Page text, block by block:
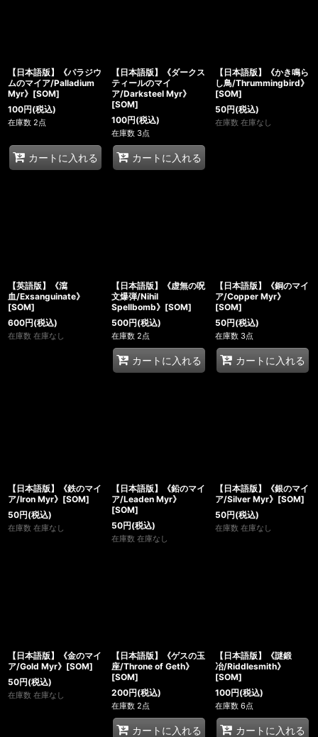
【日本語版】《パラジウ
ムのマイア/Palladium
Myr》[SOM]
100円(税込)
在庫数 2点
カートに入れる
【日本語版】《ダークス
ティールのマイ
ア/Darksteel Myr》
[SOM]
100円(税込)
在庫数 3点
カートに入れる
【日本語版】《かき鳴ら
し鳥/Thrummingbird》
[SOM]
50円(税込)
在庫数 在庫なし
【英語版】《瀉
血/Exsanguinate》
[SOM]
600円(税込)
在庫数 在庫なし
【日本語版】《虚無の呪
文爆弾/Nihil
Spellbomb》[SOM]
500円(税込)
在庫数 2点
カートに入れる
【日本語版】《銅のマイ
ア/Copper Myr》
[SOM]
50円(税込)
在庫数 3点
カートに入れる
【日本語版】《鉄のマイ
ア/Iron Myr》[SOM]
50円(税込)
在庫数 在庫なし
【日本語版】《鉛のマイ
ア/Leaden Myr》
[SOM]
50円(税込)
在庫数 在庫なし
【日本語版】《銀のマイ
ア/Silver Myr》[SOM]
50円(税込)
在庫数 在庫なし
【日本語版】《金のマイ
ア/Gold Myr》[SOM]
50円(税込)
在庫数 在庫なし
【日本語版】《ゲスの玉
座/Throne of Geth》
[SOM]
200円(税込)
在庫数 2点
カートに入れる
【日本語版】《謎鍛
冶/Riddlesmith》
[SOM]
100円(税込)
在庫数 6点
カートに入れる